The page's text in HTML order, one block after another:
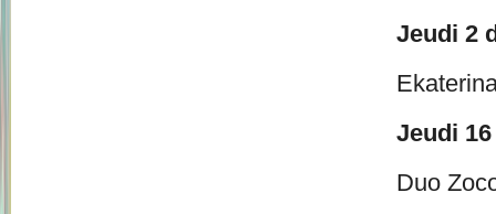
Jeudi 2
Jeudi
Duo